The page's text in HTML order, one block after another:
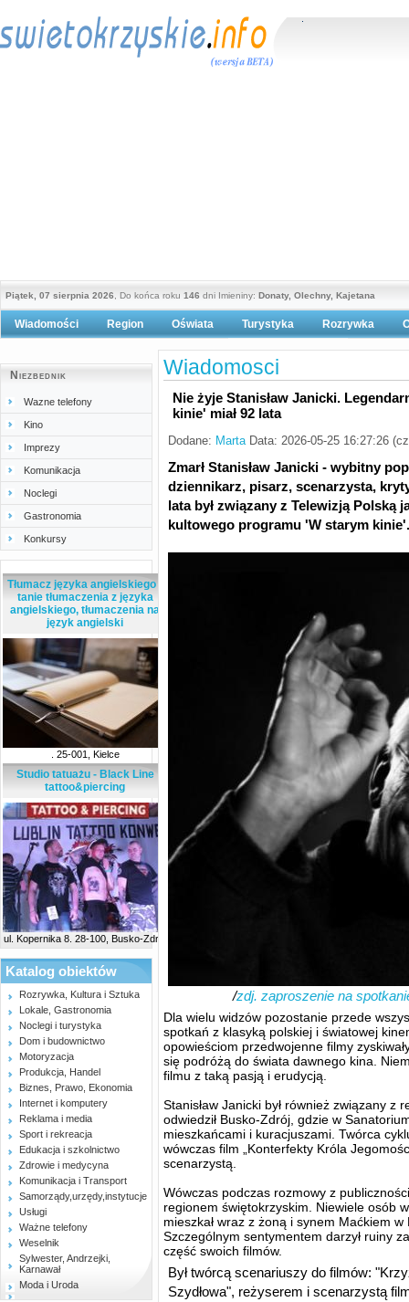
Piątek, 07 sierpnia 2026 , Do końca roku 146 dni Imieniny: Donaty, Olechny, Kajetana
Wiadomości Region Oświata Turystyka
Polityka prywatności
Rozrywka
Niezbednik
Wazne telefony
Kino
Imprezy
Komunikacja
Noclegi
Gastronomia
Konkursy
Tłumacz języka angielskiego -
tanie tłumaczenia z języka
angielskiego, tłumaczenia na
język angielski
. 25-001, Kielce
Studio tatuażu - Black Line
tattoo&piercing
ul. Kopernika 8. 28-100, Busko-Zdrój
Katalog obiektów
Rozrywka, Kultura i Sztuka
Lokale, Gastronomia
Noclegi i turystyka
Dom i budownictwo
Motoryzacja
Produkcja, Handel
Biznes, Prawo, Ekonomia
Internet i komputery
Reklama i media
Sport i rekreacja
Edukacja i szkolnictwo
Zdrowie i medycyna
Komunikacja i Transport
Samorządy,urzędy,instytucje
Usługi
Ważne telefony
Weselnik
Sylwester, Andrzejki,
Karnawał
Moda i Uroda
Wiadomosci
Nie żyje Stanisław Janicki.
kinie' miał 92 lata
Dodane: MartaData: 2026-05-25 16:27:26
Zmarł Stanisław Janicki - wybitny
dziennikarz, pisarz, scenarzysta,
lata był związany z Telewizją Polską
kultowego programu 'W starym kinie'.
/zdj. zaproszenie na
Dla wielu widzów pozostanie przede
spotkań z klasyką polskiej i światowej
opowieściom przedwojenne filmy
się podróżą do świata dawnego kina.
filmu z taką pasją i erudycją.
Stanisław Janicki był również związany
odwiedził Busko-Zdrój, gdzie w
mieszkańcami i kuracjuszami. Twórca
wówczas film „Konterfekty Króla
scenarzystą.
Wówczas podczas rozmowy z
regionem świętokrzyskim. Niewiele osób
mieszkał wraz z żoną i synem Maćkiem
Szczególnym sentymentem darzył ruiny
część swoich filmów.
Był twórcą scenariuszy do filmów:
Szydłowa", reżyserem i scenarzystą